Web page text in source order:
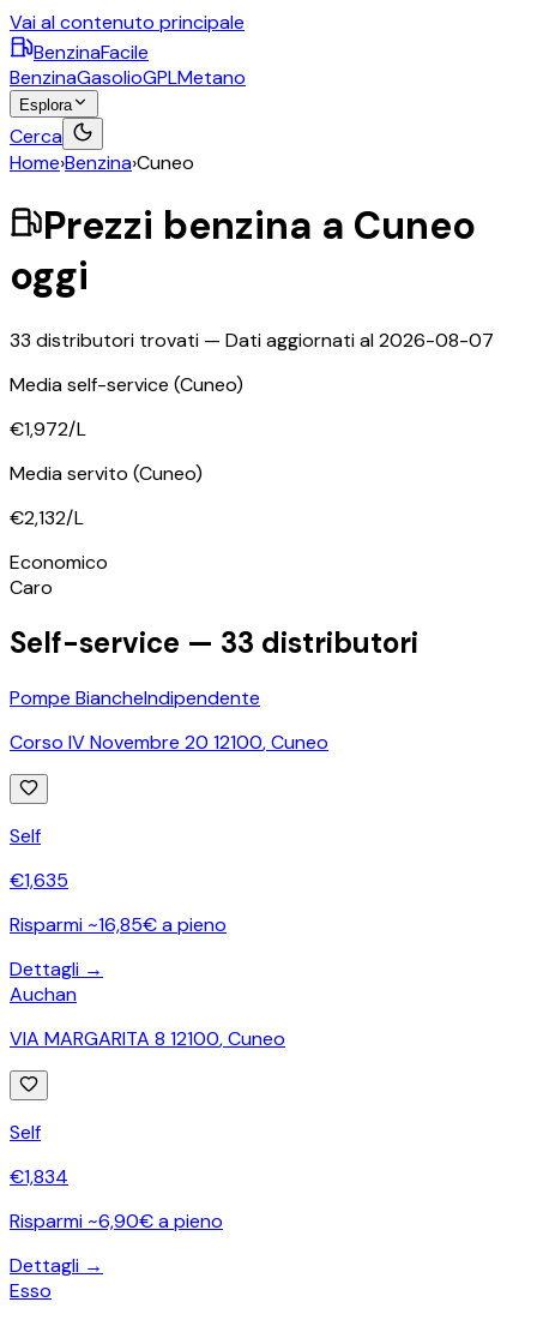
Vai al contenuto principale
BenzinaFacile
BenzinaGasolioGPLMetano
Esplora
Cerca
Home›Benzina›Cuneo
Prezzi benzina a Cuneo
oggi
33 distributori trovati — Dati aggiornati al2026-08-07
Media self-service (Cuneo)
€1,972/L
Media servito (Cuneo)
€2,132/L
Economico
Caro
Self-service — 33 distributori
Pompe BiancheIndipendente
Corso IV Novembre 20 12100,Cuneo
Self
€1,635
Risparmi ~16,85€ a pieno
Dettagli →
Auchan
VIA MARGARITA 8 12100,Cuneo
Self
€1,834
Risparmi ~6,90€ a pieno
Dettagli →
Esso